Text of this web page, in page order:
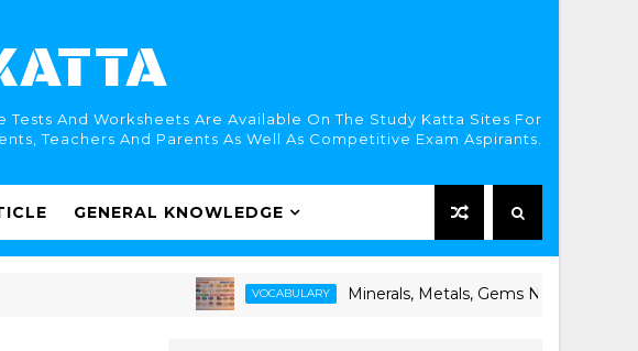
And Worksheets Are Available On The Study Katta Sites For
Teachers And Parents As Well As Competitive Exam Aspirants.
GENERAL KNOWLEDGE
VOCABULARY Minerals, Metals, Gems Names | खनिजे, धातू, रत्ने